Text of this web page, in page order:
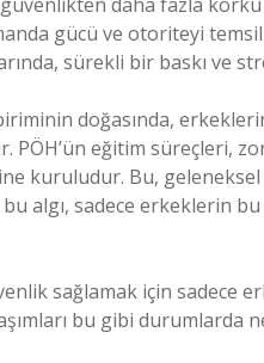
gücü ve otoriteyi
sürekli bir baskı ve
doğasında,
PÖH’ün eğitim süreçleri,
kuruludur. Bu,
algı, sadece erkeklerin
sağlamak için sadece
bu gibi durumlarda